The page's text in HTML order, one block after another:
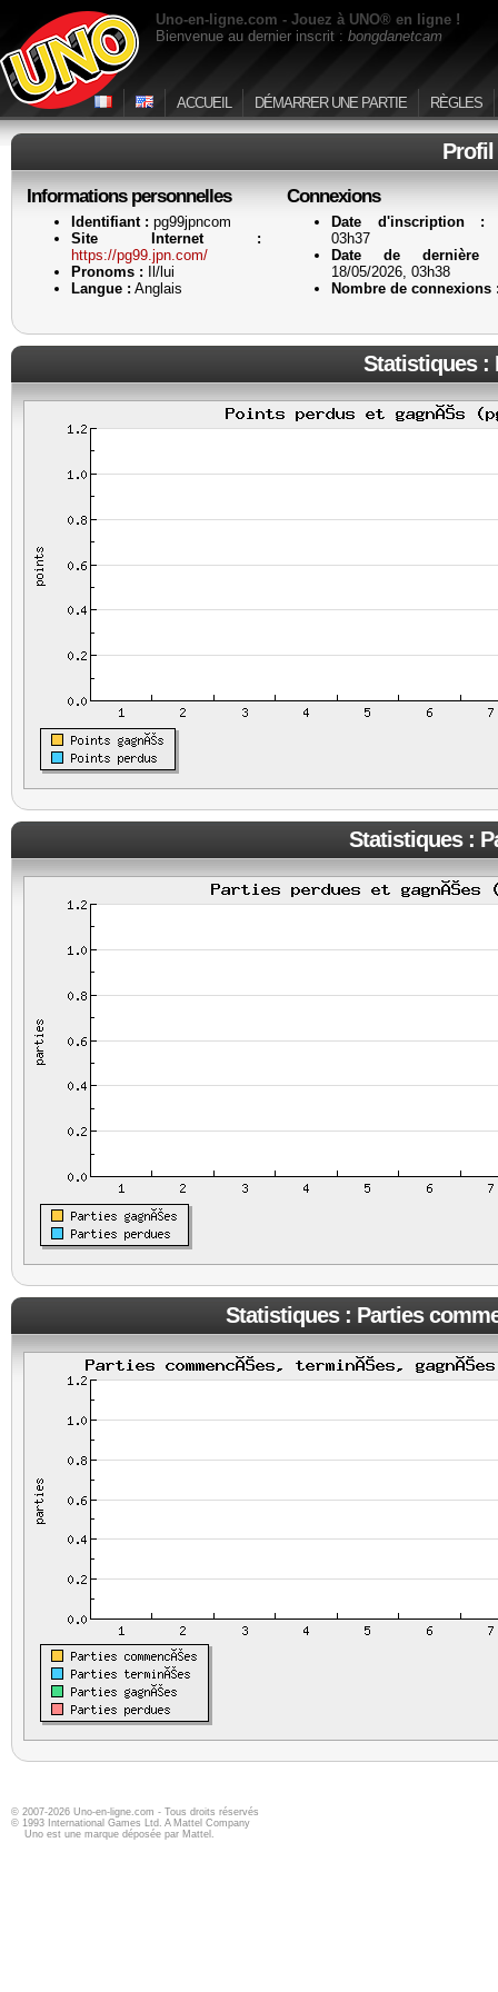
Uno-en-ligne.com - Jouez à UNO® en ligne !
Bienvenue au dernier inscrit : bongdanetcam
ACCUEIL DÉMARRER UNE PARTIE RÈGLES
Informations personnelles
Identifiant : pg99jpncom
Site Internet :
https://pg99.jpn.com/
Pronoms : Il/lui
Langue : Anglais
Connexions
Date d'inscription :
03h37
Date de dernière
18/05/2026, 03h38
Nombre de connexions
Statistiques :
Statistiques :
Statistiques : Parties
© 2007-2026 Uno-en-ligne.com - Tous droits réservés
© 1993 International Games Ltd. A Mattel Company
Uno est une marque déposée par Mattel.